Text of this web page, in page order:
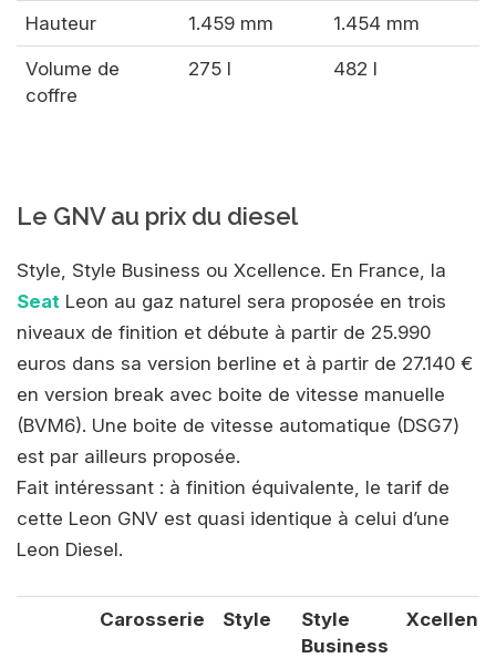
Hauteur 1.459 mm 1.454 mm
Volume de
coffre
275 l 482 l
Le GNV au prix du diesel
Style, Style Business ou Xcellence. En France, la
Seat Leon au gaz naturel sera proposée en trois
niveaux de finition et débute à partir de 25.990
euros dans sa version berline et à partir de 27.140 €
en version break avec boite de vitesse manuelle
(BVM6). Une boite de vitesse automatique (DSG7)
est par ailleurs proposée.
Fait intéressant : à finition équivalente, le tarif de
cette Leon GNV est quasi identique à celui d’une
Leon Diesel.
Carosserie Style
Style
Business